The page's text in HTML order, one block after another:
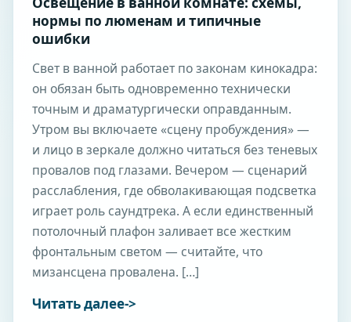
нормы по люменам и типичные
ошибки
Свет в ванной работает по законам кинокадра:
он обязан быть одновременно технически
точным и драматургически оправданным.
Утром вы включаете «сцену пробуждения» —
и лицо в зеркале должно читаться без теневых
провалов под глазами. Вечером — сценарий
расслабления, где обволакивающая подсветка
играет роль саундтрека. А если единственный
потолочный плафон заливает все жестким
фронтальным светом — считайте, что
мизансцена провалена. […]
Читать далее